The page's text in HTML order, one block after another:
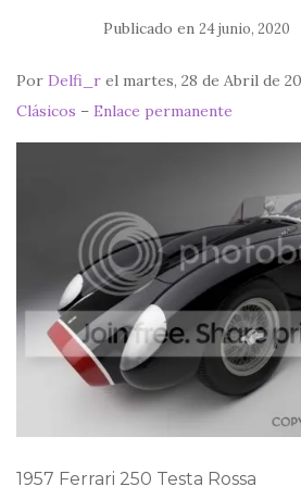
Publicado en 24 junio, 2020
Por Delfi_r el martes, 28 de Abril de
Clásicos – Enlace permanente
1957 Ferrari 250 Testa Rossa